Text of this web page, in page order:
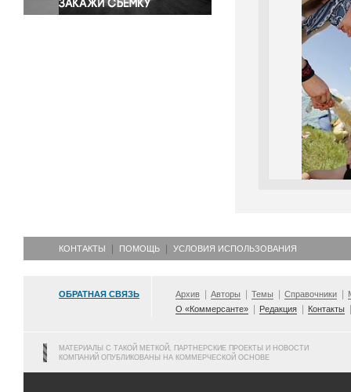
КОНТАКТЫ ПОМОЩЬ УСЛОВИЯ ИСПОЛЬЗОВАНИЯ
ОБРАТНАЯ СВЯЗЬ Архив Авторы Темы Справочники
О «Коммерсанте»
Редакция Контакты
МАТЕРИАЛЫ С ТАКОЙ МЕТКОЙ, ПАРТНЕРСКИЕ ПРОЕКТЫ И НОВОСТИ
КОМПАНИЙ ОПУБЛИКОВАНЫ НА КОММЕРЧЕСКОЙ ОСНОВЕ